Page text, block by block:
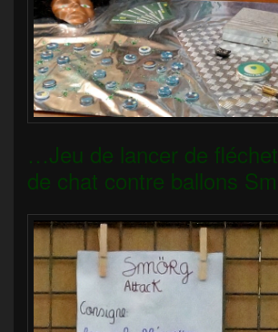
…Jeu de lancer de
de chat contre ballons